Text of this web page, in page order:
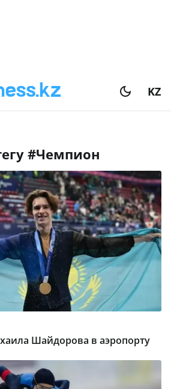
KZ
# Чемпион
Шайдорова в аэропорту